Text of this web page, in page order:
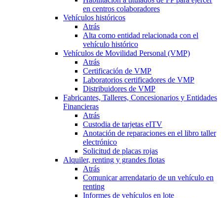
en centros colaboradores
Vehículos históricos
Atrás
Alta como entidad relacionada con el
vehículo histórico
Vehículos de Movilidad Personal (VMP)
Atrás
Certificación de VMP
Laboratorios certificadores de VMP
Distribuidores de VMP
Fabricantes, Talleres, Concesionarios y Entidades
Financieras
Atrás
Custodia de tarjetas eITV
Anotación de reparaciones en el libro taller
electrónico
Solicitud de placas rojas
Alquiler, renting y grandes flotas
Atrás
Comunicar arrendatario de un vehículo en
renting
Informes de vehículos en lote